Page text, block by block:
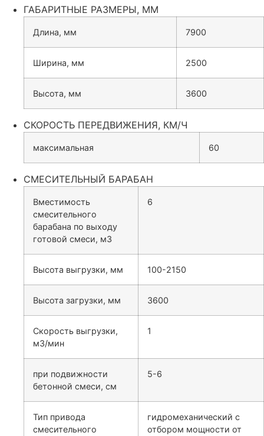
ГАБАРИТНЫЕ РАЗМЕРЫ, ММ
Длина, мм 7900
Ширина, мм 2500
Высота, мм 3600
СКОРОСТЬ ПЕРЕДВИЖЕНИЯ, КМ/Ч
максимальная 60
СМЕСИТЕЛЬНЫЙ БАРАБАН
Вместимость
смесительного
барабана по выходу
готовой смеси, м3
6
Высота выгрузки, мм 100-2150
Высота загрузки, мм 3600
Скорость выгрузки,
м3/мин
1
при подвижности
бетонной смеси, см
5-6
Тип привода
смесительного
гидромеханический с
отбором мощности от